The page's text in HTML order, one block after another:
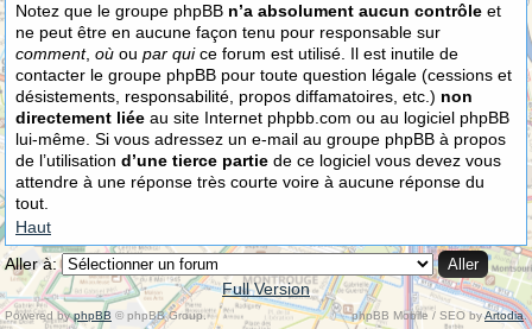
Notez que le groupe phpBB n’a absolument aucun contrôle et
ne peut être en aucune façon tenu pour responsable sur
comment, où ou par quice forum est utilisé. Il est inutile de
contacter le groupe phpBB pour toute question légale (cessions et
désistements, responsabilité, propos diffamatoires, etc.) non
directement liée au site Internet phpbb.com ou au logiciel phpBB
lui-même. Si vous adressez un e-mail au groupe phpBB à propos
de l’utilisation d’une tierce partie de ce logiciel vous devez vous
attendre à une réponse très courte voire à aucune réponse du
tout.
Haut
Aller à:
Full Version
Powered byphpBB © phpBB Group. phpBB Mobile / SEO byArtodia.